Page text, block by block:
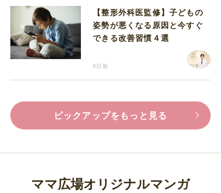
【整形外科医監修】子どもの
姿勢が悪くなる原因と今すぐ
できる改善習慣４選
5日前
ピックアップをもっと見る
ママ広場オリジナルマンガ